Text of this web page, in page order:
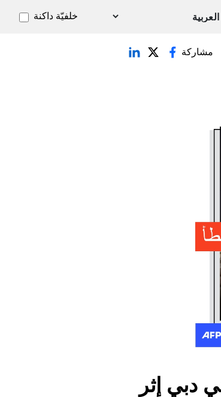
خلفيّة داكنة
مشاركة
دبي إثر